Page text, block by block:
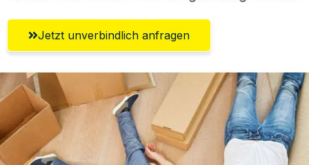
Jetzt unverbindlich anfragen